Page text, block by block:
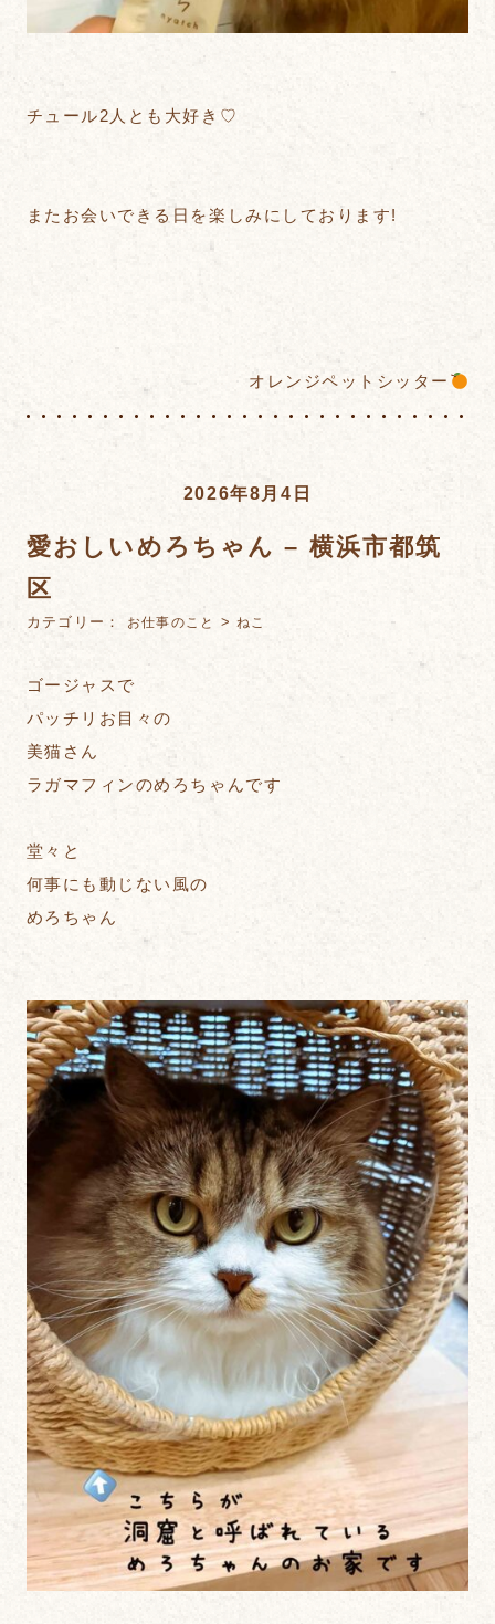
チュール2人とも大好き♡
またお会いできる日を楽しみにしております!
オレンジペットシッター
2026年8月4日
愛おしいめろちゃん – 横浜市都筑
区
カテゴリー： お仕事のこと >ねこ
ゴージャスで
パッチリお目々の
美猫さん
ラガマフィンのめろちゃんです
堂々と
何事にも動じない風の
めろちゃん